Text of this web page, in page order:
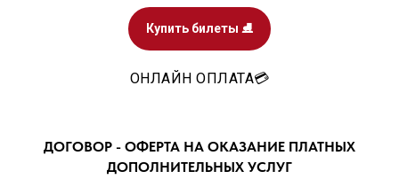
Купить билеты ⛸️
ОНЛАЙН ОПЛАТА💳
ДОГОВОР - ОФЕРТА НА ОКАЗАНИЕ ПЛАТНЫХ
ДОПОЛНИТЕЛЬНЫХ УСЛУГ